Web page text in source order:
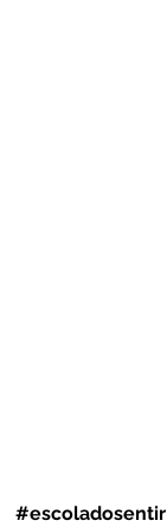
#escoladosentir